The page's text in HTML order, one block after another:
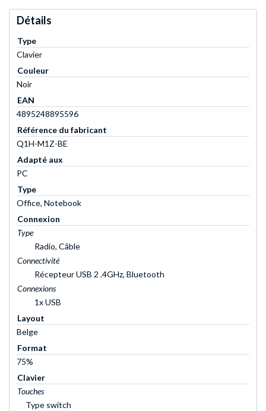
Détails
Type
Clavier
Couleur
Noir
EAN
4895248895596
Référence du fabricant
Q1H-M1Z-BE
Adapté aux
PC
Type
Office, Notebook
Connexion
Type
Radio, Câble
Connectivité
Récepteur USB 2 .4GHz, Bluetooth
Connexions
1x USB
Layout
Belge
Format
75%
Clavier
Touches
Type switch